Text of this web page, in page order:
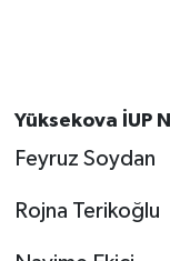
Yüksekova İUP
Feyruz Soydan
Rojna Terikoğlu